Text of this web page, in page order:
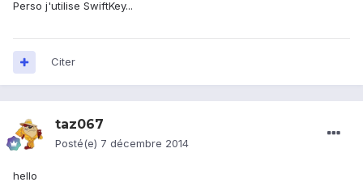
Perso j'utilise SwiftKey...
Citer
taz067
Posté(e) 7 décembre 2014
hello